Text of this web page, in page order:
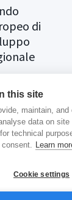
di
tua
Tutti i
this site
maintain,
data on
technical
Learn
Cookie settings